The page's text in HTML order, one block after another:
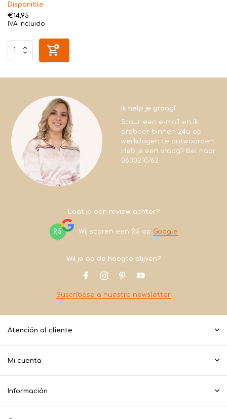
Disponible
€14,95
IVA incluido
Ik help je graag!
Stuur een e-mail en ik
probeer binnen 24u op
werkdagen te antwoorden.
Heb je een vraag? Bel naar
0630210762
Laat je een review achter?
9,5 Wij scoren een 9,5 op Google
Wil je op de hoogte blijven?
Suscríbase a nuestro newsletter
Atención al cliente
Mi cuenta
Información